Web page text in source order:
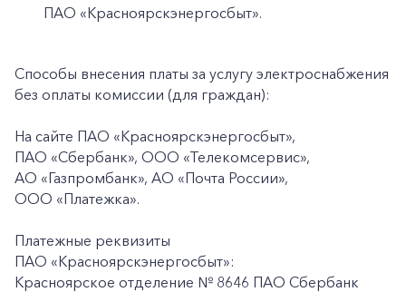
ПАО «Красноярскэнергосбыт».
Способы внесения платы за услугу электроснабжения
без оплаты комиссии (для граждан):
На сайте ПАО «Красноярскэнергосбыт»,
ПАО «Сбербанк», ООО «Телекомсервис»,
АО «Газпромбанк», АО «Почта России»,
ООО «Платежка».
Платежные реквизиты
ПАО «Красноярскэнергосбыт»:
Красноярское отделение № 8646 ПАО Сбербанк